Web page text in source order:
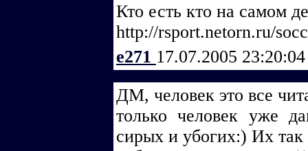
Кто есть кто на самом
http://rsport.netorn.ru/
e271 17.07.2005
ДМ, человек это все
только человек уже
сирых и убогих:) Их так